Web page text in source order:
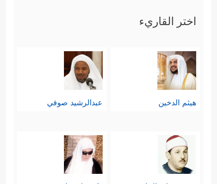
اختر القاريء
هيثم الدخين عبدالرشيد صوفي